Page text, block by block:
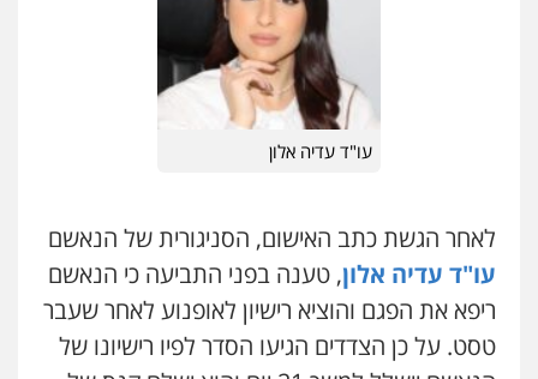
עו"ד עדיה אלון
לאחר הגשת כתב האישום, הסניגורית של הנאשם
עו"ד עדיה אלון, טענה בפני התביעה כי הנאשם
ריפא את הפגם והוציא רישיון לאופנוע לאחר שעבר
טסט. על כן הצדדים הגיעו הסדר לפיו רישיונו של